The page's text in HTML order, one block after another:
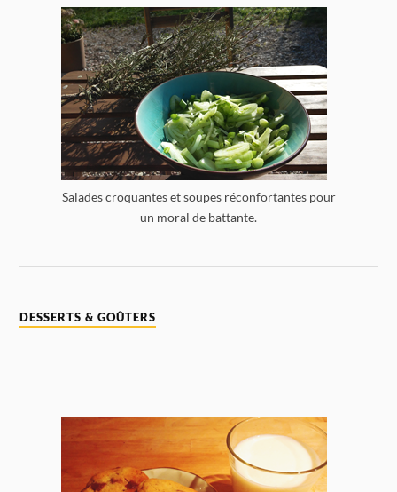
Salades croquantes et soupes réconfortantes pour
un moral de battante.
DESSERTS & GOÛTERS